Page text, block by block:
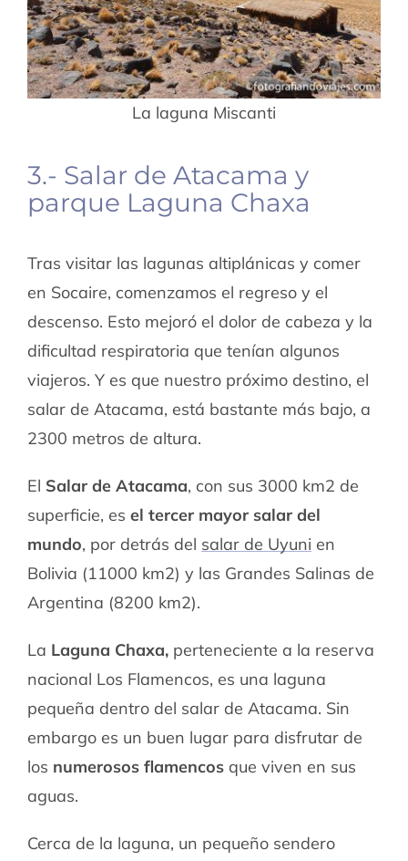
La laguna Miscanti
3.- Salar de Atacama y
parque Laguna Chaxa
Tras visitar las lagunas altiplánicas y comer
en Socaire, comenzamos el regreso y el
descenso. Esto mejoró el dolor de cabeza y la
dificultad respiratoria que tenían algunos
viajeros. Y es que nuestro próximo destino, el
salar de Atacama, está bastante más bajo, a
2300 metros de altura.
El Salar de Atacama, con sus 3000 km2 de
superficie, es el tercer mayor salar del
mundo, por detrás del salar de Uyuni en
Bolivia (11000 km2) y las Grandes Salinas de
Argentina (8200 km2).
La Laguna Chaxa, perteneciente a la reserva
nacional Los Flamencos, es una laguna
pequeña dentro del salar de Atacama. Sin
embargo es un buen lugar para disfrutar de
los numerosos flamencosque viven en sus
aguas.
Cerca de la laguna, un pequeño sendero